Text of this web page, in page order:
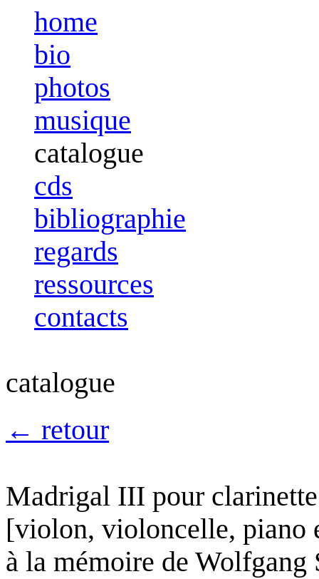
home
bio
photos
musique
catalogue
cds
bibliographie
regards
ressources
contacts
catalogue
← retour
Madrigal III pour
[violon, violoncelle, piano
à la mémoire de Wolfgang